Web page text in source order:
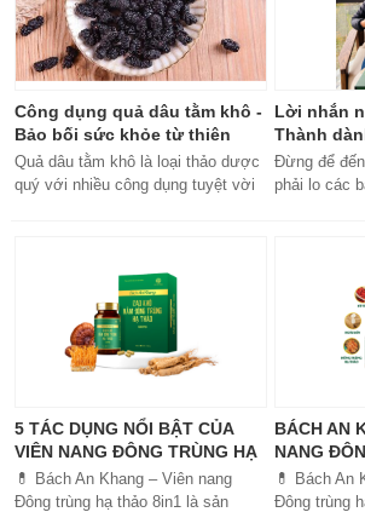
Công dụng quả dâu tằm khô -
Bảo bối sức khỏe từ thiên
nhiên
Quả dâu tằm khô là loại thảo dược
quý với nhiều công dụng tuyệt vời
Lời nhắn
Thành
50 tuổi
Đừng để
phải lo các
5 TÁC DỤNG NỔI BẬT CỦA
VIÊN NANG ĐÔNG TRÙNG HẠ
THẢO BÁCH AN KHANG
💊 Bách An Khang – Viên nang
Đông trùng hạ thảo 8in1 là sản
BÁCH AN
NANG
8IN1: GIẢI
TOÀN
💊 Bách An
Đông trùng